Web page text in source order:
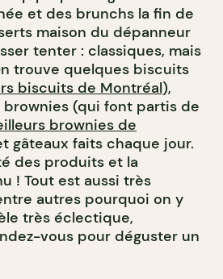
et des brunchs la fin de
maison du dépanneur
tenter : classiques, mais
trouve quelques biscuits
biscuits de Montréal),
brownies (qui font partis de
brownies de
gâteaux faits chaque jour.
des produits et la
! Tout est aussi très
autres pourquoi on y
très éclectique,
vous pour déguster un